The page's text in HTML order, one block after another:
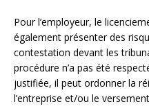
Pour l’employeur, le
également présenter des
contestation devant les
procédure n’a pas été
justifiée, il peut ordonner la
l’entreprise et/ou le